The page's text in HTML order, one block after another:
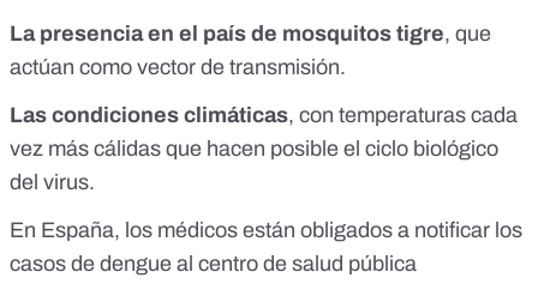
La presencia en el país de mosquitos tigre, que
actúan como vector de transmisión.
Las condiciones climáticas, con temperaturas cada
vez más cálidas que hacen posible el ciclo biológico
del virus.
En España, los médicos están obligados a notificar los
casos de dengue al centro de salud pública